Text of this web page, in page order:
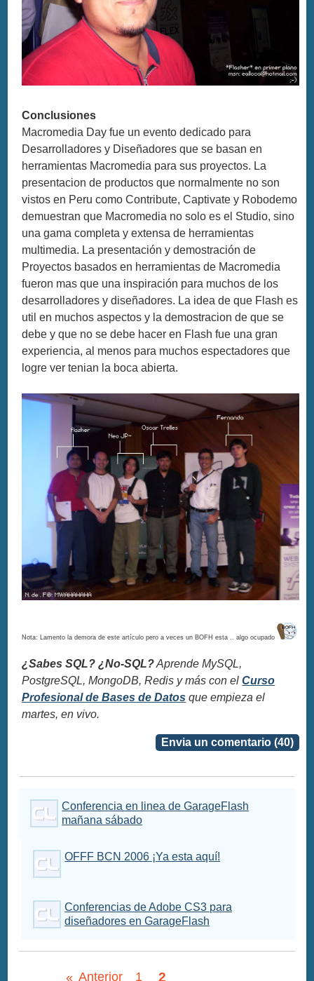
Conclusiones
Macromedia Day fue un evento dedicado para
Desarrolladores y Diseñadores que se basan en
herramientas Macromedia para sus proyectos. La
presentacion de productos que normalmente no son
vistos en Peru como Contribute, Captivate y Robodemo
demuestran que Macromedia no solo es el Studio, sino
una gama completa y extensa de herramientas
multimedia. La presentación y demostración de
Proyectos basados en herramientas de Macromedia
fueron mas que una inspiración para muchos de los
desarrolladores y diseñadores. La idea de que Flash es
util en muchos aspectos y la demostracion de que se
debe y que no se debe hacer en Flash fue una gran
experiencia, al menos para muchos espectadores que
logre ver tenian la boca abierta.
Nota: Lamento la demora de este artículo pero a veces un BOFH esta .. algo ocupado
¿Sabes SQL? ¿No-SQL?Aprende MySQL,
PostgreSQL, MongoDB, Redis y más con elCurso
Profesional de Bases de Datos que empieza el
martes, en vivo.
Envia un comentario (40)
Conferencia en linea de GarageFlash
mañana sábado
OFFF BCN 2006 ¡Ya esta aquí!
Conferencias de Adobe CS3 para
diseñadores en GarageFlash
« Anterior 1 2